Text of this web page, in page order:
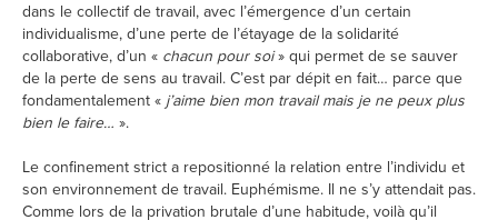
dans le collectif de travail, avec l’émergence d’un certain
individualisme, d’une perte de l’étayage de la solidarité
collaborative, d’un « chacun pour soi» qui permet de se sauver
de la perte de sens au travail. C’est par dépit en fait… parce que
fondamentalement « j’aime bien mon travail mais je ne peux plus
bien le faire… ».
Le confinement strict a repositionné la relation entre l’individu et
son environnement de travail. Euphémisme. Il ne s’y attendait pas.
Comme lors de la privation brutale d’une habitude, voilà qu’il